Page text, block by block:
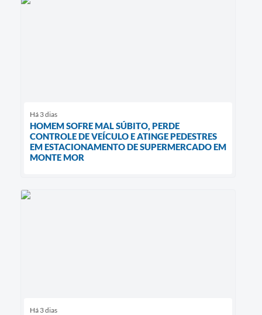
Há 3 dias
HOMEM SOFRE MAL SÚBITO, PERDE
CONTROLE DE VEÍCULO E ATINGE PEDESTRES
EM ESTACIONAMENTO DE SUPERMERCADO EM
MONTE MOR
Há 3 dias